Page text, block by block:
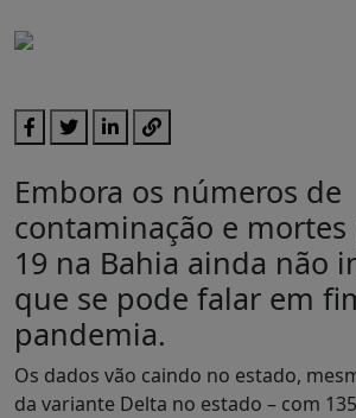
Embora os números de
contaminação e mortes
19 na Bahia ainda não
que se pode falar em
pandemia.
Os dados vão caindo no estado,
da variante Delta no estado – com